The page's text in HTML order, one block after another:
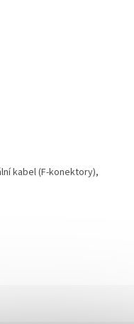
kabel (F-konektory),